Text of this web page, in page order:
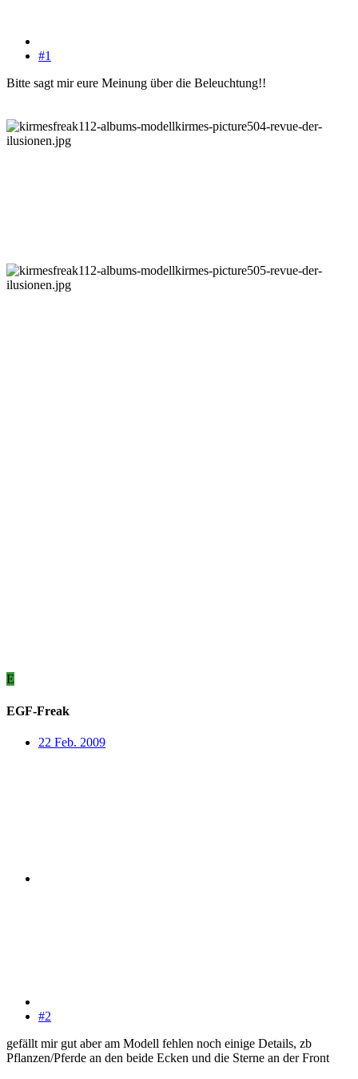
#1
Bitte sagt mir eure Meinung über die Beleuchtung!!
E
EGF-Freak
22 Feb. 2009
#2
gefällt mir gut aber am Modell fehlen noch einige Details, zb
Pflanzen/Pferde an den beide Ecken und die Sterne an der Front